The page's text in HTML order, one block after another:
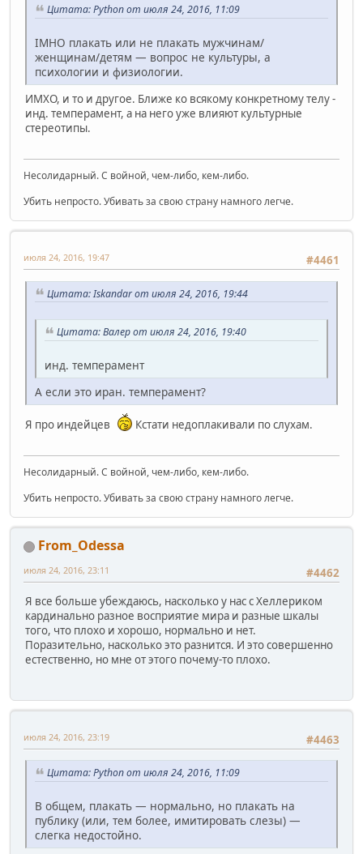
Цитата: Python от июля 24, 2016, 11:09
ІМНО плакать или не плакать мужчинам/
женщинам/детям — вопрос не культуры, а
психологии и физиологии.
ИМХО, и то и другое. Ближе ко всякому конкретному телу -
инд. темперамент, а на него уже влияют культурные
стереотипы.
Несолидарный. С войной, чем-либо, кем-либо.
Убить непросто. Убивать за свою страну намного легче.
#4461
июля 24, 2016, 19:47
Цитата: Iskandar от июля 24, 2016, 19:44
Цитата: Валер от июля 24, 2016, 19:40
инд. темперамент
А если это иран. темперамент?
Я про индейцев Кстати недоплакивали по слухам.
Несолидарный. С войной, чем-либо, кем-либо.
Убить непросто. Убивать за свою страну намного легче.
From_Odessa
#4462
июля 24, 2016, 23:11
Я все больше убеждаюсь, насколько у нас с Хеллериком
кардинально разное восприятие мира и разные шкалы
того, что плохо и хорошо, нормально и нет.
Поразительно, насколько это разнится. И это совершенно
естественно, но мне от этого почему-то плохо.
#4463
июля 24, 2016, 23:19
Цитата: Python от июля 24, 2016, 11:09
В общем, плакать — нормально, но плакать на
публику (или, тем более, имитировать слезы) —
слегка недостойно.